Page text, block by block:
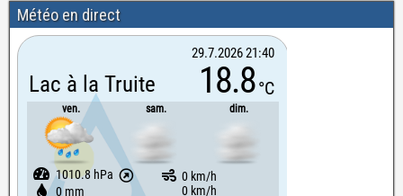
Météo en direct